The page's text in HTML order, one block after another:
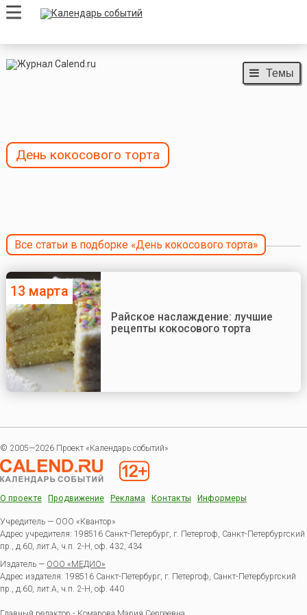
Темы
День кокосового торта
Все статьи в подборке «День кокосового торта»
13 марта
Райское наслаждение: лучшие
рецепты кокосового торта
© 2005—2026 Проект «Календарь событий»
О проекте Продвижение Реклама Контакты Информеры
Учредитель — ООО «Квантор»
Адрес учредителя: 198516 Санкт-Петербург, г. Петергоф, Санкт-Петербургский
пр., д.60, лит.А, ч.п. 2-Н, оф. 432, 434
Издатель — ООО «МЕДИО»
Адрес издателя: 198516 Санкт-Петербург, г. Петергоф, Санкт-Петербургский
пр., д.60, лит.А, ч.п. 2-Н, оф. 440